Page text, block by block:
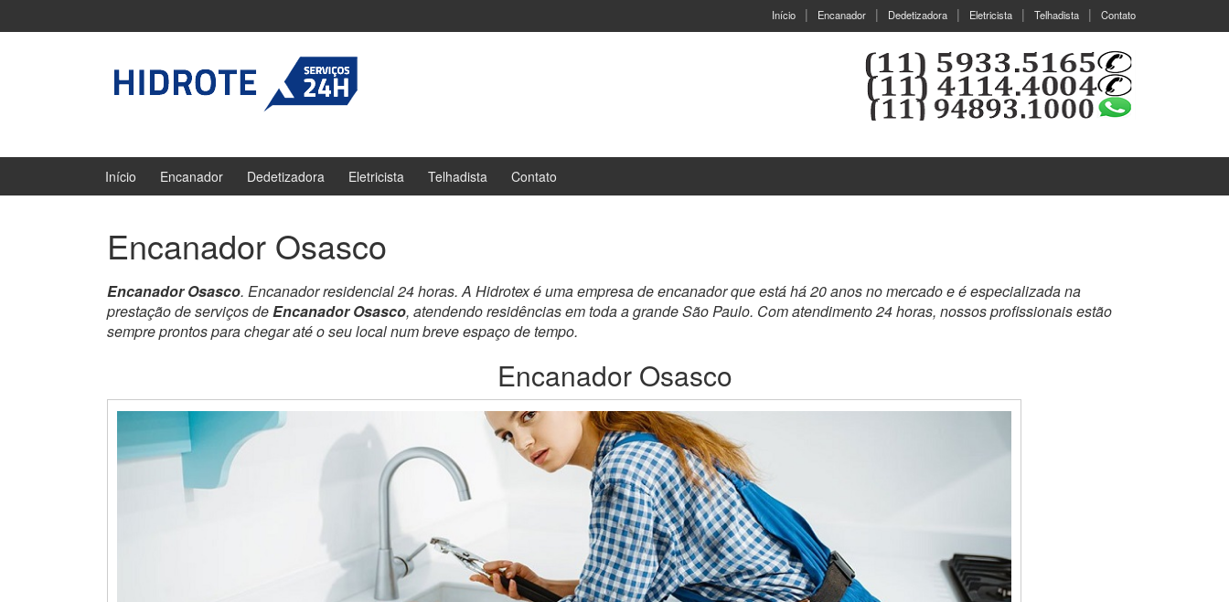
Início Encanador Dedetizadora Eletricista Telhadista Contato
Início Encanador Dedetizadora Eletricista Telhadista Contato
Encanador Osasco
Encanador Osasco. Encanador residencial 24 horas. A Hidrotex é uma empresa de encanador que está há 20 anos no mercado e é especializada na
prestação de serviços deEncanador Osasco, atendendo residências em toda a grande São Paulo. Com atendimento 24 horas, nossos profissionais estão
sempre prontos para chegar até o seu local num breve espaço de tempo.
Encanador Osasco